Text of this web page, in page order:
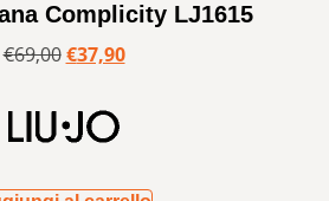
Complicity LJ1615
€69,00 €37,90